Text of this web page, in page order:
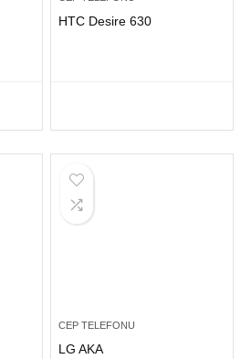
HTC Desire 630
CEP TELEFONU
LG AKA